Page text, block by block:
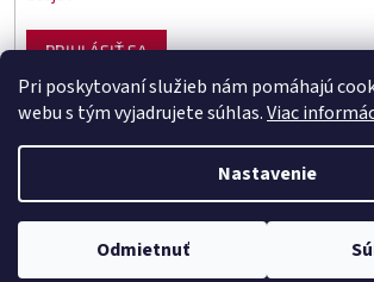
Pri poskytovaní služieb nám pomáhajú
webu s tým vyjadrujete súhlas.Viac
Nastavenie
Odmietnuť
PRIHLÁSIŤ SA
Copyright 2026Sumciar - rybárske
vyhradené.
Upraviť nastavenie